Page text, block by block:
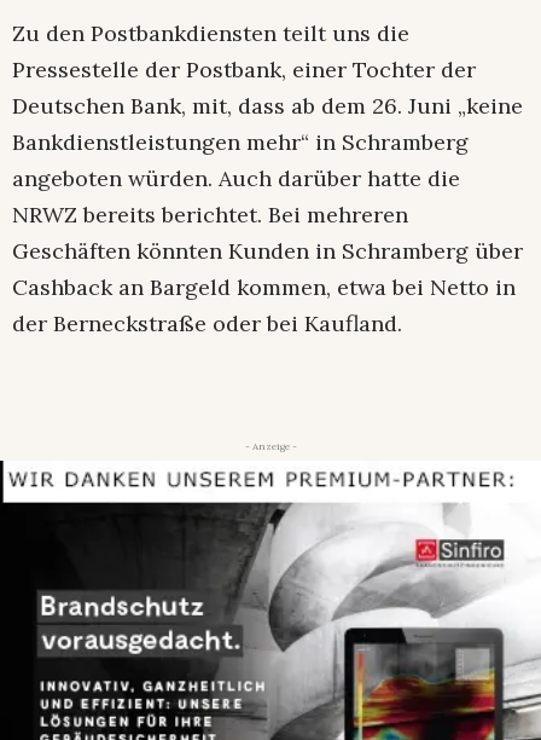
Zu den Postbankdiensten teilt uns die
Pressestelle der Postbank, einer Tochter der
Deutschen Bank, mit, dass ab dem 26. Juni „keine
Bankdienstleistungen mehr“ in Schramberg
angeboten würden. Auch darüber hatte die
NRWZ bereits berichtet. Bei mehreren
Geschäften könnten Kunden in Schramberg über
Cashback an Bargeld kommen, etwa bei Netto in
der Berneckstraße oder bei Kaufland.
- Anzeige -